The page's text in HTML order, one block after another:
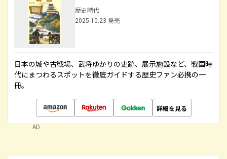
歴史時代
2025.10.23 発売
日本の城や古戦場、武将ゆかりの史跡、展示施設など、戦国時
代にまつわるスポットを徹底ガイドする歴史ファン必携の一
冊。
詳細を見る
AD